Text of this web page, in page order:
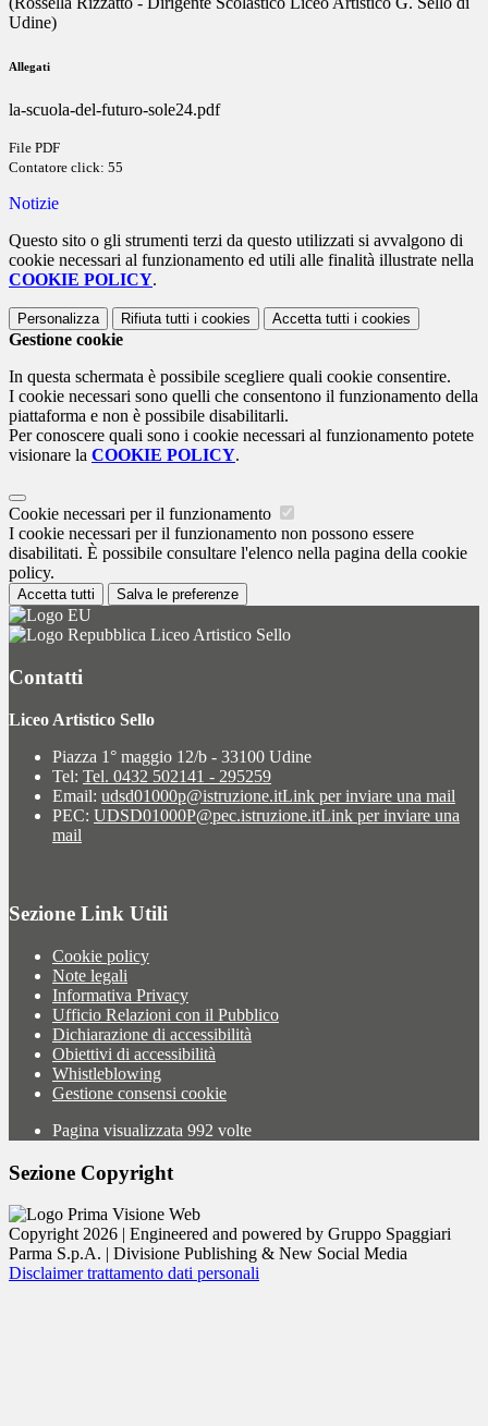
Udine)
Allegati
la-scuola-del-futuro-sole24.pdf
File PDF
Contatore click: 55
Notizie
Questo sito o gli strumenti terzi da questo utilizzati si avvalgono di
cookie necessari al funzionamento ed utili alle finalità illustrate nella
COOKIE POLICY.
Personalizza Rifiuta tutti i cookies Accetta tutti i cookies
Gestione cookie
In questa schermata è possibile scegliere quali cookie consentire.
I cookie necessari sono quelli che consentono il funzionamento della
piattaforma e non è possibile disabilitarli.
Per conoscere quali sono i cookie necessari al funzionamento potete
visionare la COOKIE POLICY.
Cookie necessari per il funzionamento
I cookie necessari per il funzionamento non possono essere
disabilitati. È possibile consultare l'elenco nella pagina della cookie
policy.
Accetta tutti Salva le preferenze
Liceo Artistico Sello
Contatti
Liceo Artistico Sello
Piazza 1° maggio 12/b - 33100 Udine
Tel: Tel. 0432 502141 - 295259
Email: udsd01000p@istruzione.itLink per inviare una mail
PEC: UDSD01000P@pec.istruzione.itLink per inviare una
mail
Sezione Link Utili
Cookie policy
Note legali
Informativa Privacy
Ufficio Relazioni con il Pubblico
Dichiarazione di accessibilità
Obiettivi di accessibilità
Whistleblowing
Gestione consensi cookie
Pagina visualizzata 992 volte
Sezione Copyright
Copyright 2026 | Engineered and powered by Gruppo Spaggiari
Parma S.p.A. | Divisione Publishing & New Social Media
Disclaimer trattamento dati personali